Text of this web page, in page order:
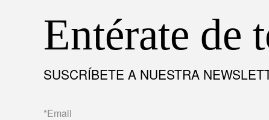
Entérate de
SUSCRÍBETE A NUESTRA